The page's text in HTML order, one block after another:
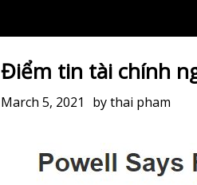
Điểm tin tài chính
March 5, 2021 bythai pham